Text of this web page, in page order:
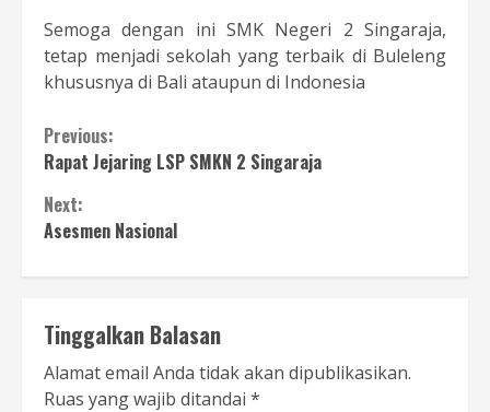
Semoga dengan ini SMK Negeri 2 Singaraja,
tetap menjadi sekolah yang terbaik di Buleleng
khususnya di Bali ataupun di Indonesia
Continue
Reading
Previous:
Rapat Jejaring LSP SMKN 2 Singaraja
Next:
Asesmen Nasional
Tinggalkan Balasan
Alamat email Anda tidak akan dipublikasikan.
Ruas yang wajib ditandai *